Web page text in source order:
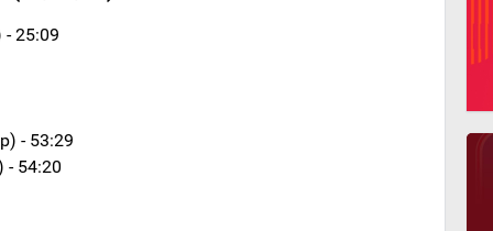
25:09
- 53:29
- 54:20